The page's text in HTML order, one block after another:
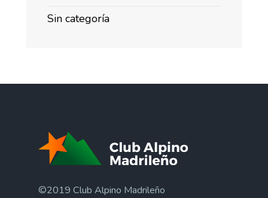
Sin categoría
©2019 Club Alpino Madrileño